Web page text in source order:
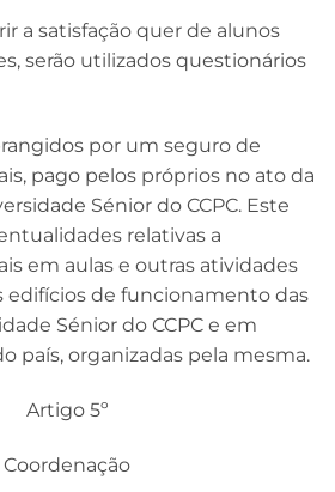
a satisfação quer de alunos
serão utilizados questionários
por um seguro de
pago pelos próprios no ato da
Sénior do CCPC. Este
relativas a
em aulas e outras atividades
edifícios de funcionamento das
Sénior do CCPC e em
país, organizadas pela mesma.
Artigo 5º
Coordenação